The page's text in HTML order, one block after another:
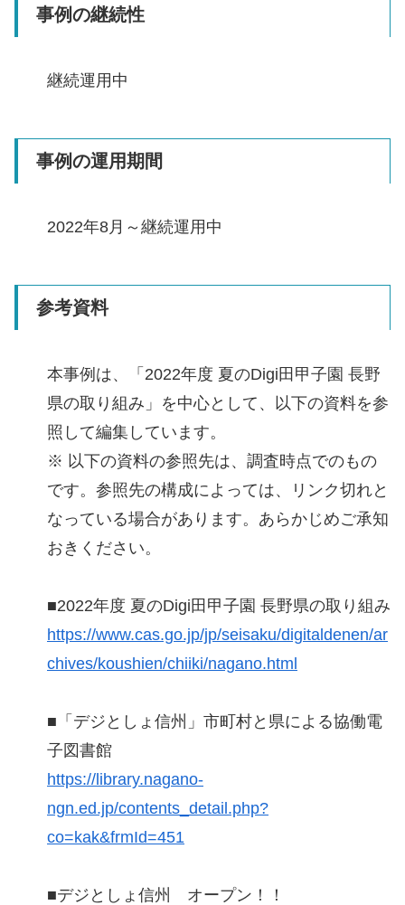
事例の継続性
継続運用中
事例の運用期間
2022年8月～継続運用中
参考資料
本事例は、「2022年度 夏のDigi田甲子園 長野
県の取り組み」を中心として、以下の資料を参
照して編集しています。
※ 以下の資料の参照先は、調査時点でのもの
です。参照先の構成によっては、リンク切れと
なっている場合があります。あらかじめご承知
おきください。
■2022年度 夏のDigi田甲子園 長野県の取り組み
https://www.cas.go.jp/jp/seisaku/digitaldenen/ar
chives/koushien/chiiki/nagano.html
■「デジとしょ信州」市町村と県による協働電
子図書館
https://library.nagano-
ngn.ed.jp/contents_detail.php?
co=kak&frmId=451
■デジとしょ信州 オープン！！